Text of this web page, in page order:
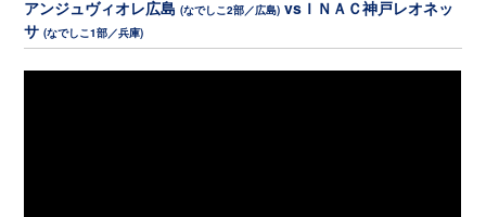
アンジュヴィオレ広島(なでしこ2部／広島) vsＩＮＡＣ神戸レオネッ
サ(なでしこ1部／兵庫)